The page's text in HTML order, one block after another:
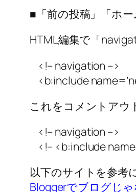
■「前の投稿」「ホ
HTML編集で「
<!– navigation –>
<b:include
これをコメントアウ
<!– navigation –>
<!– <b:include
以下のサイトを参考
Bloggerでブログじ